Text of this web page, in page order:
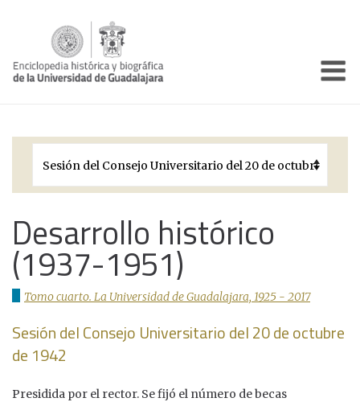
Períodos Históricos
Galería
Documentos institucionales
Desarrollo histórico
(1937-1951)
Tomo cuarto. La Universidad de Guadalajara, 1925 - 2017
Sesión del Consejo Universitario del 20 de octubre
de 1942
Presidida por el rector. Se fijó el número de becas